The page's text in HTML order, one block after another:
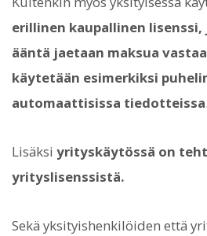
erillinen kaupallinen
ääntä jaetaan maksua
käytetään esimerkiksi
automaattisissa tiedotteissa.
Lisäksi yrityskäytössä on
yrityslisenssistä.
Sekä yksityishenkilöiden että